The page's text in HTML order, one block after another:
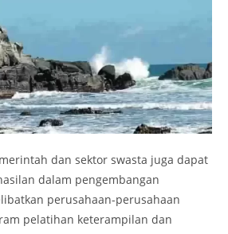
dan sektor swasta juga dapat
dalam pengembangan
perusahaan-perusahaan
pelatihan keterampilan dan